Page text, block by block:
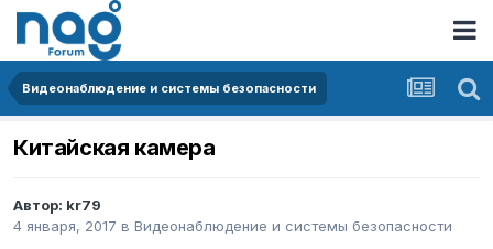
Видеонаблюдение и системы безопасности
Китайская камера
Автор: kr79
4 января, 2017 в Видеонаблюдение и системы безопасности